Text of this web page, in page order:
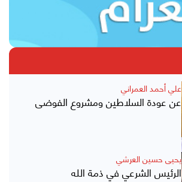
علي أحمد العمراني
عن عودة السلاطين ومشروع الفوضى
يحيى حسين العرشي
الرئيس الشرعي في ذمة الله